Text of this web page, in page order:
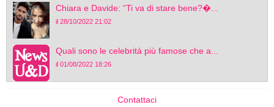
Chiara e Davide: “Ti va di stare bene?�...
il 28/10/2022 21:02
Quali sono le celebrità più famose che a...
il 01/08/2022 18:26
Contattaci